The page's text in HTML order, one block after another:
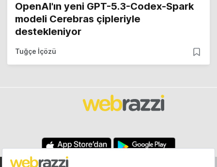
OpenAI'ın yeni GPT-5.3-Codex-Spark
modeli Cerebras çipleriyle
destekleniyor
Tuğçe İçözü